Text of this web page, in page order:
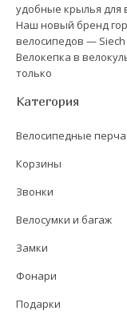
удобные крылья для
Наш новый бренд
велосипедов — Siech
Велокепка в
только
Категория
Велосипедные
Корзины
Звонки
Велосумки и багаж
Замки
Фонари
Подарки